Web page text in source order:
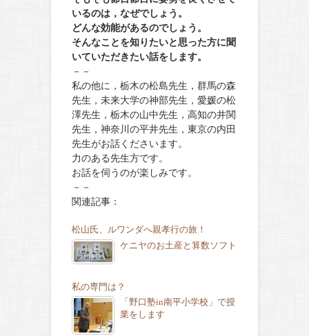
いるのは，なぜでしょう。
どんな効能があるのでしょう。
そんなことを知りたいと思った方に聞
いていただきたい話をします。
－－
私の他に，栃木の松島先生，群馬の森
先生，未来大学の神部先生，愛媛の松
澤先生，栃木の山中先生，高知の井関
先生，神奈川の平井先生，東京の内田
先生がお話くださいます。
力のある先生方です。
お話を伺うのが楽しみです。
－－
関連記事：
松山氏、ルワンダへ親孝行の旅！
ケニヤのお土産と算数ソフト
私の専門は？
「野口塾in南平小学校」で授
業をします